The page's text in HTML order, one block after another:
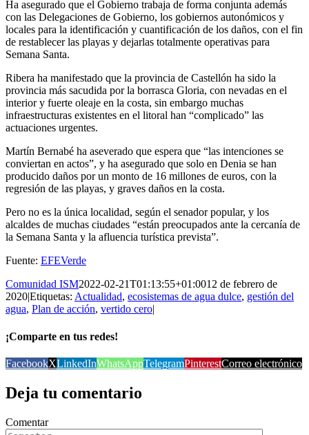
Ha asegurado que el Gobierno trabaja de forma conjunta además
con las Delegaciones de Gobierno, los gobiernos autonómicos y
locales para la identificación y cuantificación de los daños, con el fin
de restablecer las playas y dejarlas totalmente operativas para
Semana Santa.
Ribera ha manifestado que la provincia de Castellón ha sido la
provincia más sacudida por la borrasca Gloria, con nevadas en el
interior y fuerte oleaje en la costa, sin embargo muchas
infraestructuras existentes en el litoral han “complicado” las
actuaciones urgentes.
Martín Bernabé ha aseverado que espera que “las intenciones se
conviertan en actos”, y ha asegurado que solo en Denia se han
producido daños por un monto de 16 millones de euros, con la
regresión de las playas, y graves daños en la costa.
Pero no es la única localidad, según el senador popular, y los
alcaldes de muchas ciudades “están preocupados ante la cercanía de
la Semana Santa y la afluencia turística prevista”.
Fuente: EFEVerde
Comunidad ISM2022-02-21T01:13:55+01:0012 de febrero de
2020|Etiquetas: Actualidad, ecosistemas de agua dulce, gestión del
agua, Plan de acción, vertido cero|
¡Comparte en tus redes!
FacebookXLinkedInWhatsAppTelegramPinterestCorreo electrónico
Deja tu comentario
Comentar